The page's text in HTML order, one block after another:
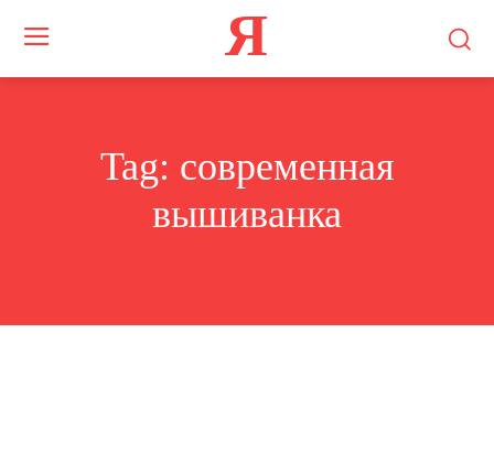
Я
Tag: современная
вышиванка